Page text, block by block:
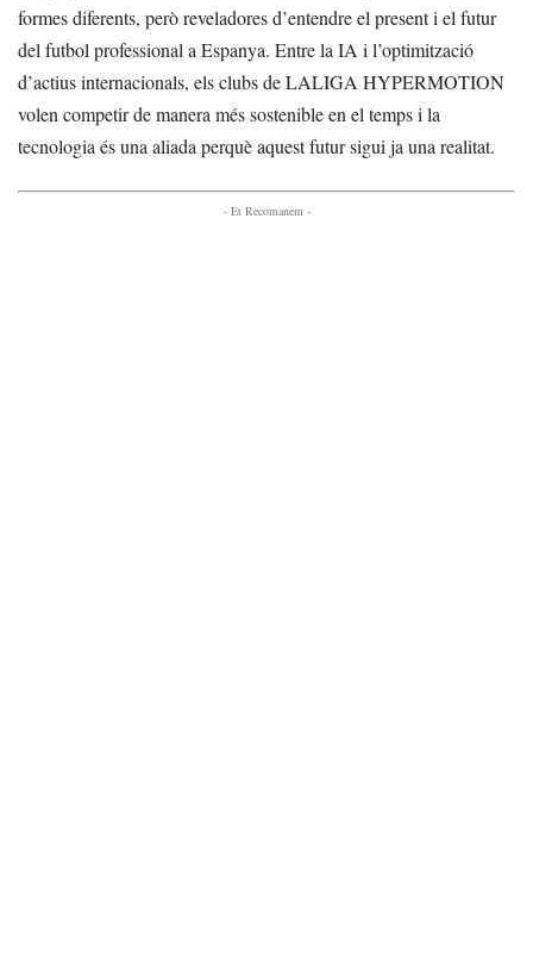
formes diferents, però reveladores d’entendre el present i el futur
del futbol professional a Espanya. Entre la IA i l’optimització
d’actius internacionals, els clubs de LALIGA HYPERMOTION
volen competir de manera més sostenible en el temps i la
tecnologia és una aliada perquè aquest futur sigui ja una realitat.
- Et Recomanem -